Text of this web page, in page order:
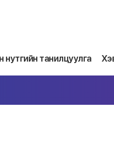
нутгийн танилцуулга